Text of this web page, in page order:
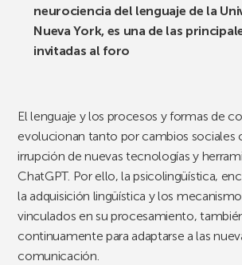
neurociencia del lenguaje de la
Nueva York, es una de las
invitadas al foro
El lenguaje y los procesos y formas de
evolucionan tanto por cambios sociales
irrupción de nuevas tecnologías y
ChatGPT. Por ello, la psicolingüística,
la adquisición lingüística y los
vinculados en su procesamiento,
continuamente para adaptarse a las
comunicación.